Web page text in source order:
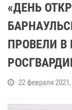
«ДЕНЬ
ПРОВЕЛИ В
22 февраля